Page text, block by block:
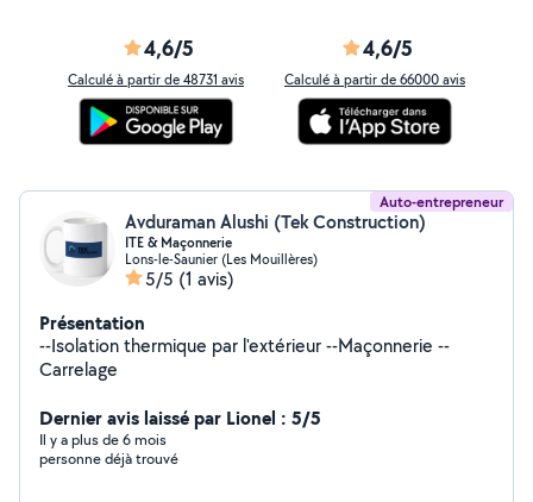
4,6/5
Calculé à partir de 48731 avis
4,6/5
Calculé à partir de 66000 avis
Auto-entrepreneur
Avduraman Alushi (Tek Construction)
ITE & Maçonnerie
Lons-le-Saunier (Les Mouillères)
5/5 (1 avis)
Présentation
--Isolation thermique par l'extérieur --Maçonnerie --
Carrelage
Dernier avis laissé par Lionel : 5/5
Il y a plus de 6 mois
personne déjà trouvé